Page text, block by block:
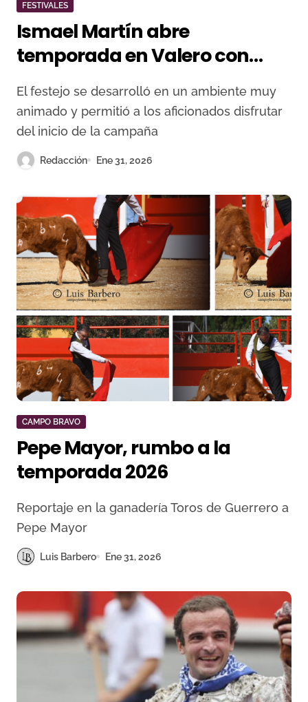
FESTIVALES
Ismael Martín abre
temporada en Valero con
cuatro orejas
El festejo se desarrolló en un ambiente muy
animado y permitió a los aficionados disfrutar
del inicio de la campaña
Redacción Ene 31, 2026
CAMPO BRAVO
Pepe Mayor, rumbo a la
temporada 2026
Reportaje en la ganadería Toros de Guerrero a
Pepe Mayor
Luis Barbero Ene 31, 2026